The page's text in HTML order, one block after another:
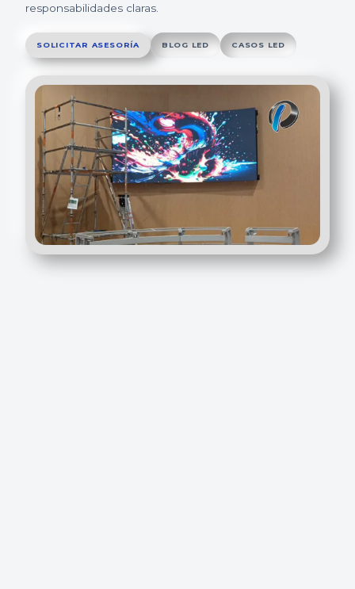
responsabilidades claras.
SOLICITAR ASESORÍA BLOG LED CASOS LED